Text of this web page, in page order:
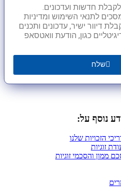
לקבלת חדשות ועדכונים.
לתנאי השימוש ומדיניות
דיוור ישיר, עדכונים ותכנים
כגון, הודעת וואטסאפ
שלח
נוסף על:
הזכויות שלנו
זוגיות
ממון והסכמי זוגיות